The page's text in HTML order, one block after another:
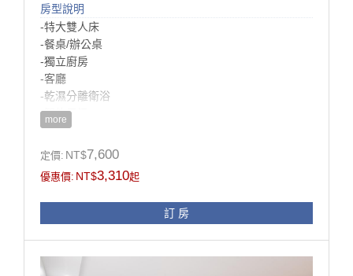
房型說明
-特大雙人床
-餐桌/辦公桌
-獨立廚房
-客廳
-乾濕分離衛浴
-智能馬桶
-冷凍冷藏冰箱
-沙發
-電視
帶給人一種安心的感覺。
more
定價: NT$7,600
優惠價: NT$3,310起
訂 房